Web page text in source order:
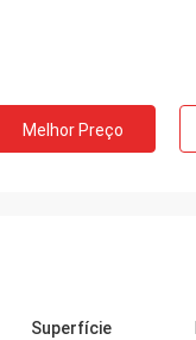
Melhor Preço
Superfície